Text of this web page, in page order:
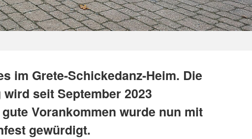
im Grete-Schickedanz-Heim. Die
seit September 2023
Vorankommen wurde nun mit
gewürdigt.